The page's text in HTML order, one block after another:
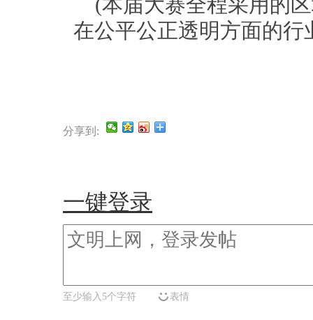
(本届大赛全程采用的
在公平公正透明方面的行
分享到:
一键登录
至少输入5个字符 表情